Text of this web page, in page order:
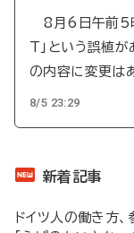
8月6日午前5
T」という誤植が
の内容に変更は
8/5 23:29
新着記事
ドイツ人の働き